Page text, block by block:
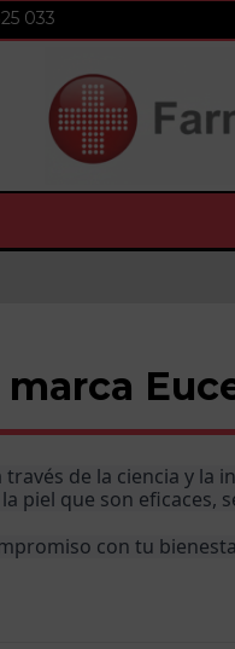
033
de la ciencia y
piel que son eficaces,
con tu